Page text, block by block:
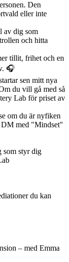
Den
eller inte
av dig som
och hitta
tillit, frihet och en
🎧
sen mitt nya
du vill gå med så
Lab för priset av
om du är nyfiken
DM med "Mindset"
som styr dig
du kan
– med Emma